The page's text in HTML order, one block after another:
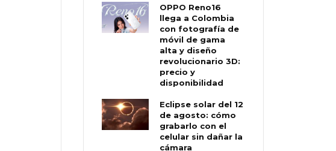
OPPO Reno16
llega a Colombia
con fotografía de
móvil de gama
alta y diseño
revolucionario 3D:
precio y
disponibilidad
Eclipse solar del 12
de agosto: cómo
grabarlo con el
celular sin dañar la
cámara